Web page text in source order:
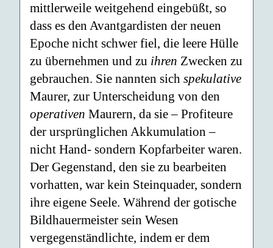
mittlerweile weitgehend eingebüßt, so
dass es den Avantgardisten der neuen
Epoche nicht schwer fiel, die leere Hülle
zu übernehmen und zu ihren Zwecken zu
gebrauchen. Sie nannten sich spekulative
Maurer, zur Unterscheidung von den
operativen Maurern, da sie – Profiteure
der ursprünglichen Akkumulation –
nicht Hand- sondern Kopfarbeiter waren.
Der Gegenstand, den sie zu bearbeiten
vorhatten, war kein Steinquader, sondern
ihre eigene Seele. Während der gotische
Bildhauermeister sein Wesen
vergegenständlichte, indem er dem